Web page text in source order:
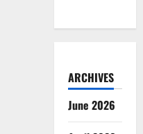
ARCHIVES
June 2026